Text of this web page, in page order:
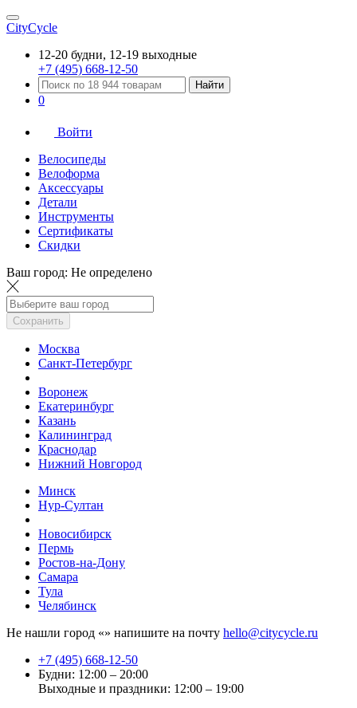
CityCycle
12-20 будни, 12-19 выходные
+7 (495) 668-12-50
Найти
0
Войти
Велосипеды
Велоформа
Аксессуары
Детали
Инструменты
Сертификаты
Скидки
Ваш город: Не определено
Сохранить
Москва
Санкт-Петербург
Воронеж
Екатеринбург
Казань
Калининград
Краснодар
Нижний Новгород
Минск
Нур-Султан
Новосибирск
Пермь
Ростов-на-Дону
Самара
Тула
Челябинск
Не нашли город «» напишите на почту hello@citycycle.ru
+7 (495) 668-12-50
Будни: 12:00 – 20:00
Выходные и праздники: 12:00 – 19:00